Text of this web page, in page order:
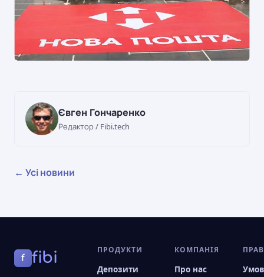
Євген Гончаренко
Редактор / Fibi.tech
← Усі новини
f fibi ПРОДУКТИ
Депозити
КОМПАНІЯ
Про нас